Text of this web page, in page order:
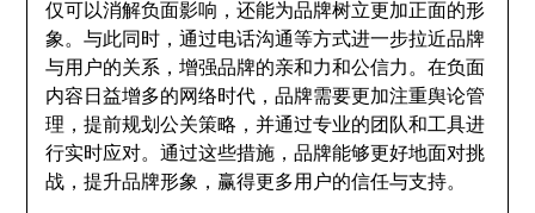
仅可以消解负面影响，还能为品牌树立更加正面的形
象。与此同时，通过电话沟通等方式进一步拉近品牌
与用户的关系，增强品牌的亲和力和公信力。在负面
内容日益增多的网络时代，品牌需要更加注重舆论管
理，提前规划公关策略，并通过专业的团队和工具进
行实时应对。通过这些措施，品牌能够更好地面对挑
战，提升品牌形象，赢得更多用户的信任与支持。